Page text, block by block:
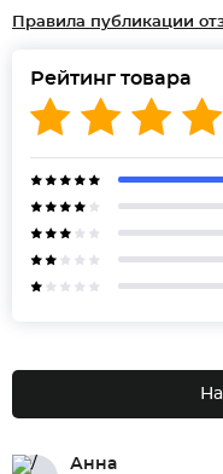
Правила публикации
Рейтинг товара
Анна